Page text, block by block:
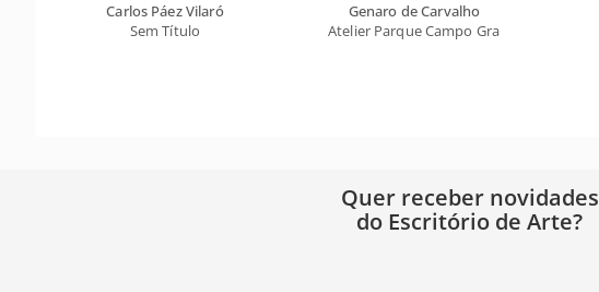
Carlos Páez Vilaró
Sem Título
Genaro de Carvalho
Atelier Parque Campo Grande
Quer receber novidades
do Escritório de Arte?